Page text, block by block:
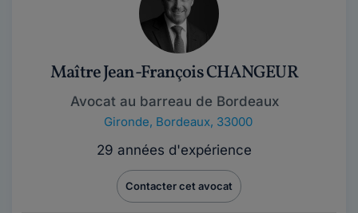
Maître Jean-François CHANGEUR
Avocat au barreau de Bordeaux
Gironde, Bordeaux, 33000
29 années d'expérience
Contacter cet avocat